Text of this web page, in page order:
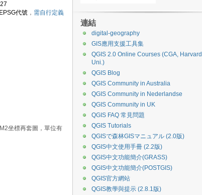
代號 ， 需自行定義
坐標再套圖，單位有
連結
digital-geography
GIS應用支援工具集
QGIS 2.0 Online Courses (CGA, Harvard
Uni.)
QGIS Blog
QGIS Community in Australia
QGIS Community in Nederlandse
QGIS Community in UK
QGIS FAQ 常見問題
QGIS Tutorials
QGISで森林GISマニュアル (2.0版)
QGIS中文使用手冊 (2.2版)
QGIS中文功能簡介(GRASS)
QGIS中文功能簡介(POSTGIS)
QGIS官方網站
QGIS教學與提示 (2.8.1版)